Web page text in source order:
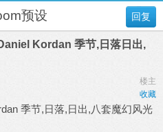
回复
预设
Kordan 季节,日落日出,
楼主
收藏
季节,日落,日出,八套魔幻风光